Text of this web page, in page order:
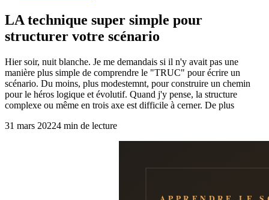
LA technique super simple pour
structurer votre scénario
Hier soir, nuit blanche. Je me demandais si il n'y avait pas une
manière plus simple de comprendre le "TRUC" pour écrire un
scénario. Du moins, plus modestemnt, pour construire un chemin
pour le héros logique et évolutif. Quand j'y pense, la structure
complexe ou même en trois axe est difficile à cerner. De plus
31 mars 20224 min de lecture